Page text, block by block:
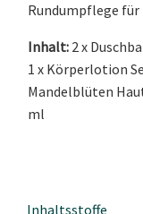
Rundumpflege für
Inhalt: 2 x
1 x Körperlotion
Mandelblüten
ml
Inhaltsstoffe